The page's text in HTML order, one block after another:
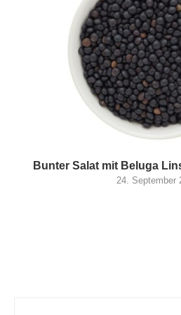
Bunter Salat mit Beluga
24. September